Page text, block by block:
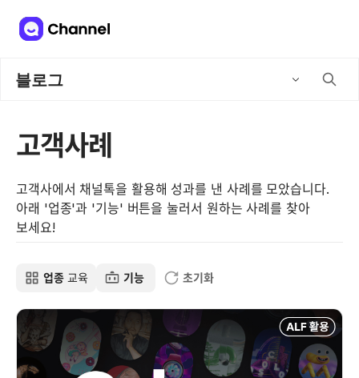
블로그
고객사례
고객사에서 채널톡을 활용해 성과를 낸 사례를 모았습니다.
아래 '업종'과 '기능' 버튼을 눌러서 원하는 사례를 찾아
보세요!
업종 교육 기능 초기화